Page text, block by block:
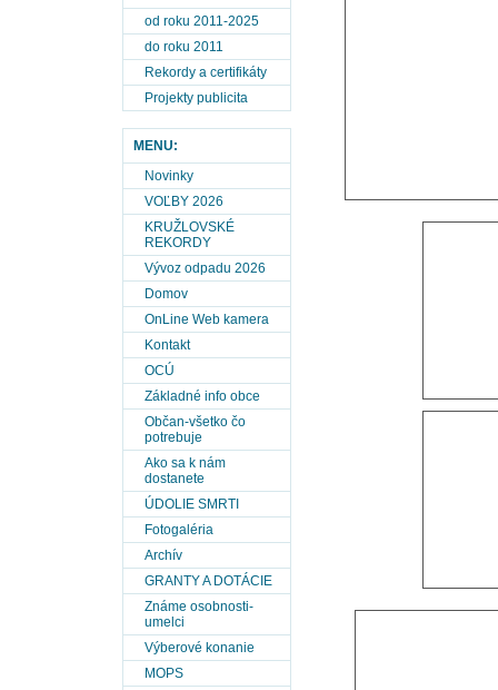
od roku 2011-2025
do roku 2011
Rekordy a certifikáty
Projekty publicita
MENU:
Novinky
VOĽBY 2026
KRUŽLOVSKÉ
REKORDY
Vývoz odpadu 2026
Domov
OnLine Web kamera
Kontakt
OCÚ
Základné info obce
Občan-všetko čo
potrebuje
Ako sa k nám
dostanete
ÚDOLIE SMRTI
Fotogaléria
Archív
GRANTY A DOTÁCIE
Známe osobnosti-
umelci
Výberové konanie
MOPS